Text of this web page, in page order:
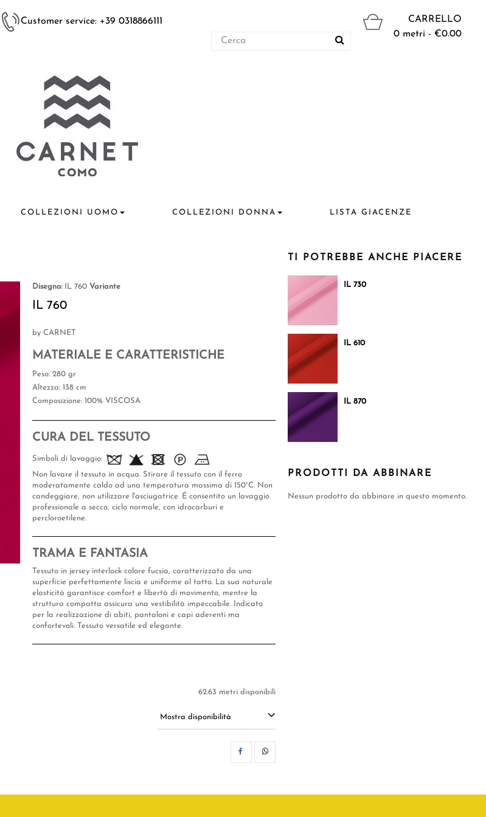
Customer service: +39 0318866111
CARRELLO
0 metri - €0.00
COLLEZIONI UOMO COLLEZIONI DONNA LISTA GIACENZE
Disegno: IL 760 Variante
IL 760
by CARNET
MATERIALE E CARATTERISTICHE
Peso: 280 gr
Altezza: 138 cm
Composizione: 100% VISCOSA
CURA DEL TESSUTO
Simboli di lavaggio:
Non lavare il tessuto in acqua. Stirare il tessuto con il ferro
moderatamente caldo ad una temperatura massima di 150°C. Non
candeggiare, non utilizzare l'asciugatrice. É consentito un lavaggio
professionale a secco, ciclo normale, con idrocarburi e
percloroetilene.
TRAMA E FANTASIA
Tessuto in jersey interlock colore fucsia, caratterizzato da una
superficie perfettamente liscia e uniforme al tatto. La sua naturale
elasticità garantisce comfort e libertà di movimento, mentre la
struttura compatta assicura una vestibilità impeccabile. Indicato
per la realizzazione di abiti, pantaloni e capi aderenti ma
confortevoli. Tessuto versatile ed elegante.
62.63 metri disponibili
Mostra disponibilità
CONDIVIDI
TI POTREBBE ANCHE PIACERE
IL 730
IL 610
IL 870
PRODOTTI DA ABBINARE
Nessun prodotto da abbinare in questo momento.